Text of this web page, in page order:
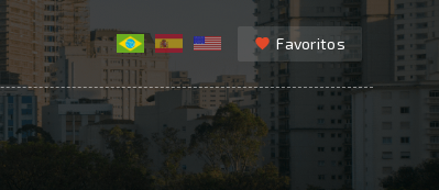
Favoritos